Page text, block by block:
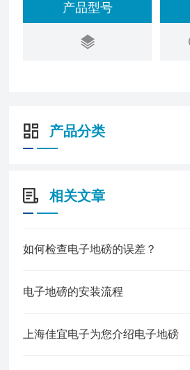
产品型号
产品分类
相关文章
如何检查电子地磅的误差？
电子地磅的安装流程
上海佳宜电子为您介绍电子地磅